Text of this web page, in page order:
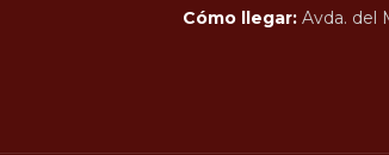
Cómo llegar: Avda. del